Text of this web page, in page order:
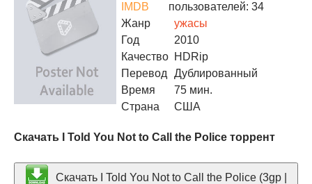
IMDB
пользователей: 34
Жанр
ужасы
Год
2010
Качество HDRip
Перевод
Дублированный
Время
75 мин.
Страна
США
Скачать I Told You Not to Call the Police торрент
Скачать I Told You Not to Call the Police (3gp |